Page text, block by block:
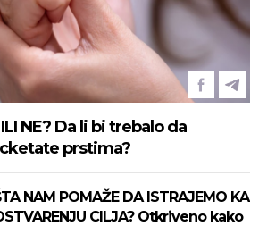
NE? Da li bi trebalo da
prstima?
NAM POMAŽE DA ISTRAJEMO KA
CILJA? Otkriveno kako